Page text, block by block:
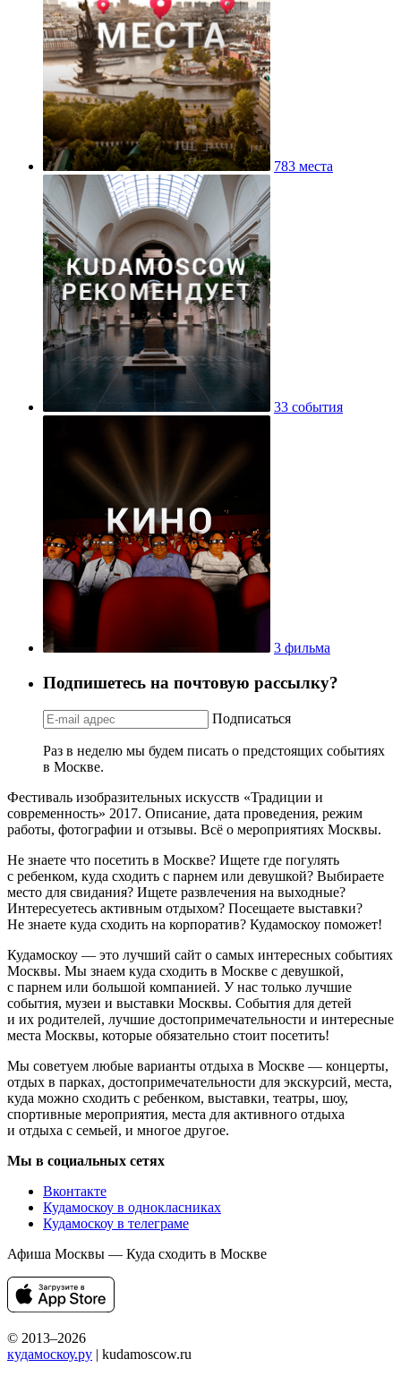
783 места
33 события
3 фильма
Подпишетесь на почтовую рассылку?
Подписаться
Раз в неделю мы будем писать о предстоящих событиях
в Москве.
Фестиваль изобразительных искусств «Традиции и
современность» 2017. Описание, дата проведения, режим
работы, фотографии и отзывы. Всё о мероприятиях Москвы.
Не знаете что посетить в Москве? Ищете где погулять
с ребенком, куда сходить с парнем или девушкой? Выбираете
место для свидания? Ищете развлечения на выходные?
Интересуетесь активным отдыхом? Посещаете выставки?
Не знаете куда сходить на корпоратив? Кудамоскоу поможет!
Кудамоскоу — это лучший сайт о самых интересных событиях
Москвы. Мы знаем куда сходить в Москве с девушкой,
с парнем или большой компанией. У нас только лучшие
события, музеи и выставки Москвы. События для детей
и их родителей, лучшие достопримечательности и интересные
места Москвы, которые обязательно стоит посетить!
Мы советуем любые варианты отдыха в Москве — концерты,
отдых в парках, достопримечательности для экскурсий, места,
куда можно сходить с ребенком, выставки, театры, шоу,
спортивные мероприятия, места для активного отдыха
и отдыха с семьей, и многое другое.
Мы в социальных сетях
Вконтакте
Кудамоскоу в однокласниках
Кудамоскоу в телеграме
Афиша Москвы — Куда сходить в Москве
© 2013–2026
кудамоскоу.ру | kudamoscow.ru